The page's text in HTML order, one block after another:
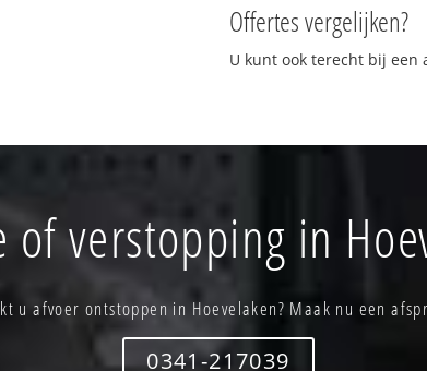
Offertes vergelijken?
U kunt ook terecht bij een
of verstopping in
u afvoer ontstoppen in Hoevelaken? Maak nu een
0341-217039